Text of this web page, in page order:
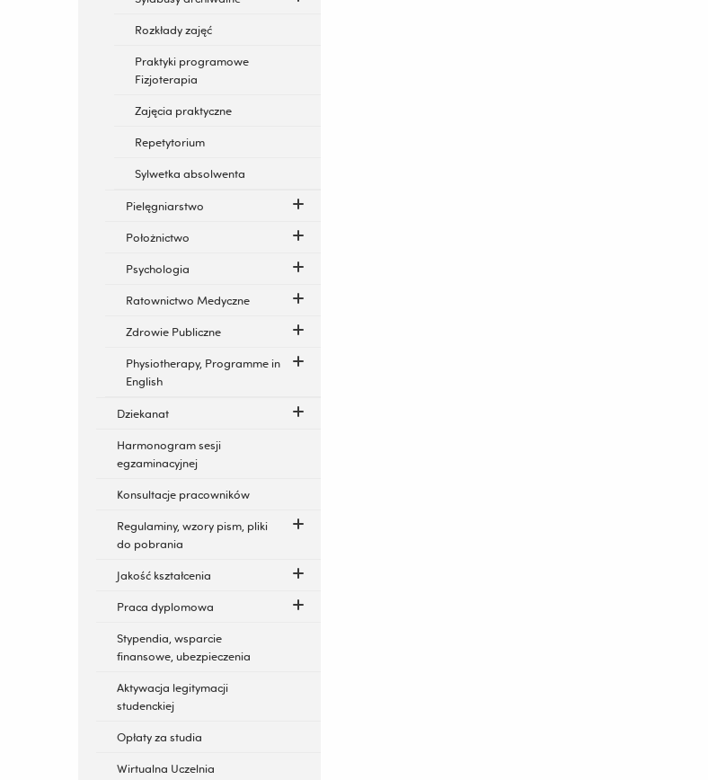
Rozkłady zajęć
Praktyki programowe
Fizjoterapia
Zajęcia praktyczne
Repetytorium
Sylwetka absolwenta
Pielęgniarstwo
Położnictwo
Psychologia
Ratownictwo Medyczne
Zdrowie Publiczne
Physiotherapy, Programme in
English
Dziekanat
Harmonogram sesji
egzaminacyjnej
Konsultacje pracowników
Regulaminy, wzory pism, pliki
do pobrania
Jakość kształcenia
Praca dyplomowa
Stypendia, wsparcie
finansowe, ubezpieczenia
Aktywacja legitymacji
studenckiej
Opłaty za studia
Wirtualna Uczelnia